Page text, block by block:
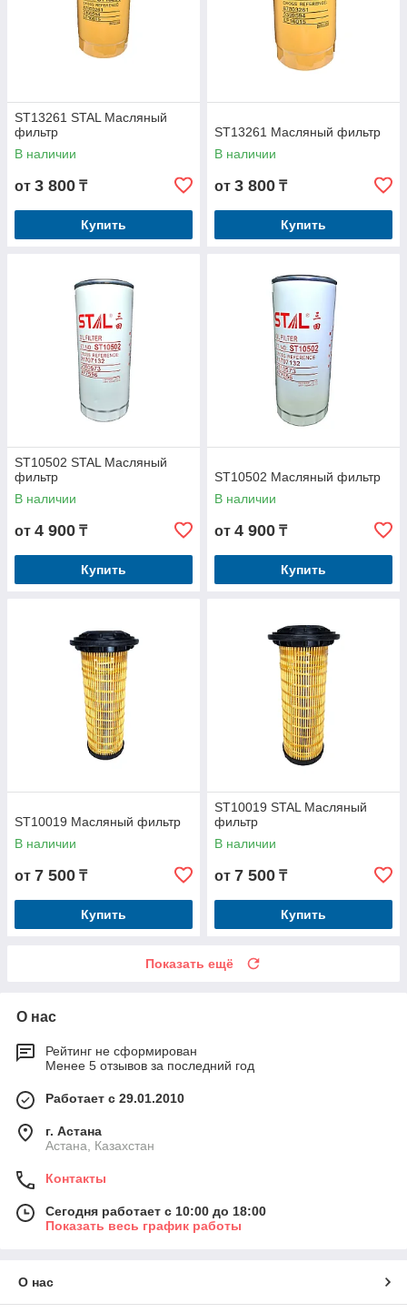
ST13261 STAL Масляный
фильтр
В наличии
от 3 800 ₸
Купить
ST13261 Масляный фильтр
В наличии
от 3 800 ₸
Купить
ST10502 STAL Масляный
фильтр
В наличии
от 4 900 ₸
Купить
ST10502 Масляный фильтр
В наличии
от 4 900 ₸
Купить
ST10019 Масляный фильтр
В наличии
от 7 500 ₸
Купить
ST10019 STAL Масляный
фильтр
В наличии
от 7 500 ₸
Купить
Показать ещё
О нас
Рейтинг не сформирован
Менее 5 отзывов за последний год
Работает с 29.01.2010
г. Астана
Астана, Казахстан
Контакты
Сегодня работает с 10:00 до 18:00
Показать весь график работы
О нас